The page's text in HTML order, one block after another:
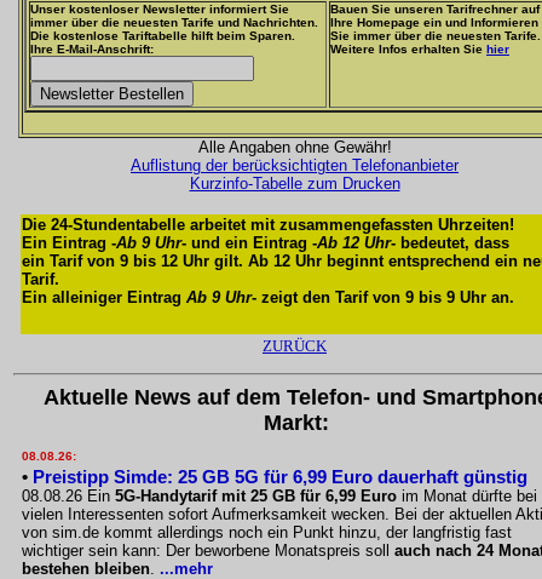
Unser kostenloser Newsletter informiert Sie
immer über die neuesten Tarife und Nachrichten.
Die kostenlose Tariftabelle hilft beim Sparen.
Ihre E-Mail-Anschrift:
Bauen Sie unseren Tarifrechner auf
Ihre Homepage ein und Informieren
Sie immer über die neuesten Tarife.
Weitere Infos erhalten Sie hier
Alle Angaben ohne Gewähr!
Auflistung der berücksichtigten Telefonanbieter
Kurzinfo-Tabelle zum Drucken
Die 24-Stundentabelle arbeitet mit zusammengefassten Uhrzeiten!
Ein Eintrag -Ab 9 Uhr- und ein Eintrag -Ab 12 Uhr- bedeutet, dass
ein Tarif von 9 bis 12 Uhr gilt. Ab 12 Uhr beginnt entsprechend ein
Tarif.
Ein alleiniger Eintrag Ab 9 Uhr- zeigt den Tarif von 9 bis 9 Uhr an.
ZURÜCK
Aktuelle News auf dem Telefon- und
Markt:
08.08.26:
• Preistipp Simde: 25 GB 5G für 6,99 Euro dauerhaft günstig
08.08.26 Ein 5G-Handytarif mit 25 GB für 6,99 Euro im Monat dürfte bei
vielen Interessenten sofort Aufmerksamkeit wecken. Bei der aktuellen
von sim.de kommt allerdings noch ein Punkt hinzu, der langfristig fast
wichtiger sein kann: Der beworbene Monatspreis soll auch nach 24
bestehen bleiben. ...mehr